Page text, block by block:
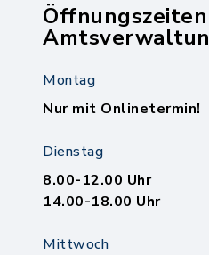
Öffnungszeiten
Montag
Nur mit Onlinetermin!
Dienstag
8.00-12.00 Uhr
14.00-18.00 Uhr
Mittwoch